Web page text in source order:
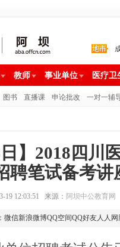
教师 事业单位 医疗卫
图书 直播课 申论批改 一对一辅
日】2018四川
聘笔试备考讲
19 12:03:51 来源： 阿坝中公教育网
微信新浪微博QQ空间QQ好友人人网